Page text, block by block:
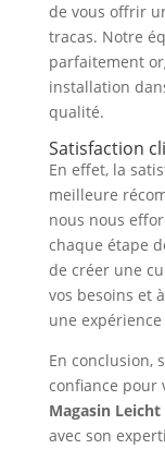
de vous offrir
tracas. Notre
parfaitement
installation
qualité.
Satisfaction
En effet, la
meilleure
nous nous
chaque étape
de créer une
vos besoins et
une
En conclusion,
confiance pour
Magasin
avec son